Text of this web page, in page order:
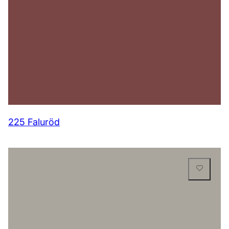
225 Faluröd